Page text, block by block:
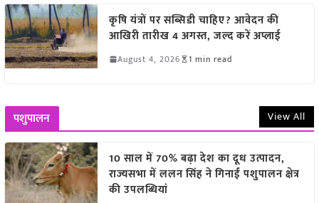
कृषि यंत्रों पर सब्सिडी चाहिए? आवेदन की
आखिरी तारीख 4 अगस्त, जल्द करें अप्लाई
August 4, 2026 1 min read
पशुपालन View All
10 साल में 70% बढ़ा देश का दूध उत्पादन,
राज्यसभा में ललन सिंह ने गिनाईं पशुपालन क्षेत्र
की उपलब्धियां